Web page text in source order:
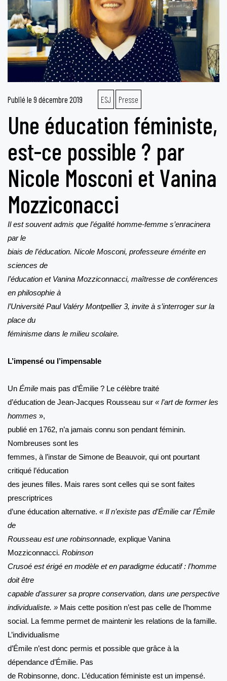
Publié le 9 décembre 2019 ESJ Presse
Une éducation féministe,
est-ce possible ? par
Nicole Mosconi et Vanina
Mozziconacci
Il est souvent admis que l’égalité homme-femme s’enracinera
par le
biais de l’éducation. Nicole Mosconi, professeure émérite en
sciences de
l’éducation et Vanina Mozziconnacci, maîtresse de conférences
en philosophie à
l’Université Paul Valéry Montpellier 3, invite à s’interroger sur la
place du
féminisme dans le milieu scolaire.
L’impensé ou l’impensable
Un Émile mais pas d’Émilie ? Le célèbre traité
d’éducation de Jean-Jacques Rousseau sur « l’art de former les
hommes »,
publié en 1762, n’a jamais connu son pendant féminin.
Nombreuses sont les
femmes, à l’instar de Simone de Beauvoir, qui ont pourtant
critiqué l’éducation
des jeunes filles. Mais rares sont celles qui se sont faites
prescriptrices
d’une éducation alternative. « Il n’existe pas d’Émilie car l’Émile
de
Rousseau est une robinsonnade, explique Vanina
Mozziconnacci. Robinson
Crusoé est érigé en modèle et en paradigme éducatif : l’homme
doit être
capable d’assurer sa propre conservation, dans une perspective
individualiste. » Mais cette position n’est pas celle de l’homme
social. La femme permet de maintenir les relations de la famille.
L’individualisme
d’Émile n’est donc permis et possible que grâce à la
dépendance d’Émilie. Pas
de Robinsonne, donc. L’éducation féministe est un impensé.